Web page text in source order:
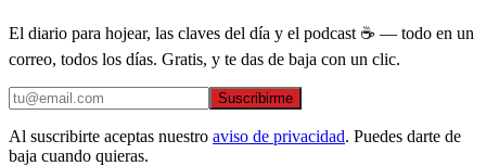
El diario para hojear, las claves del día y el podcast ☕ — todo en un
correo, todos los días. Gratis, y te das de baja con un clic.
Suscribirme
Al suscribirte aceptas nuestro aviso de privacidad. Puedes darte de
baja cuando quieras.